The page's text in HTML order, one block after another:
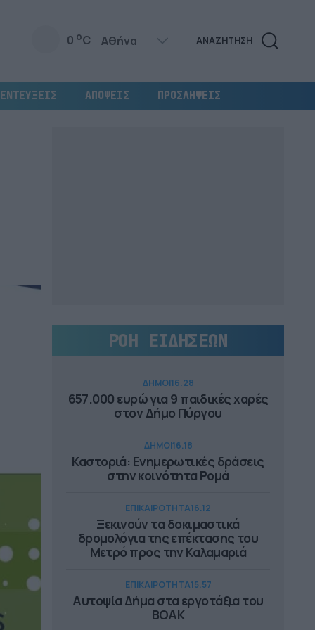
0 oC ΑΝΑΖΗΤΗΣΗ
ΑΠΟΨΕΙΣ ΠΡΟΣΛΗΨΕΙΣ
ΡΟΗ ΕΙΔΗΣΕΩΝ
ΔΗΜΟΙ16.28
657.000 ευρώ για 9 παιδικές χαρές
στον Δήμο Πύργου
ΔΗΜΟΙ16.18
Καστοριά: Ενημερωτικές δράσεις
στην κοινότητα Ρομά
ΕΠΙΚΑΙΡΟΤΗΤΑ16.12
Ξεκινούν τα δοκιμαστικά
δρομολόγια της επέκτασης του
Μετρό προς την Καλαμαριά
ΕΠΙΚΑΙΡΟΤΗΤΑ15.57
Αυτοψία Δήμα στα εργοτάξια του
ΒΟΑΚ